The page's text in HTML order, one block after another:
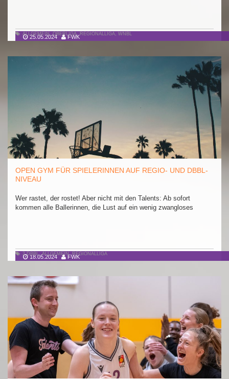
25.05.2024 FWK
ALLGEMEIN,OBERLIGA,REGIONALLIGA, WNBL
18.05.2024 FWK
OPEN GYM FÜR SPIELERINNEN AUF REGIO- UND DBBL-
NIVEAU
Wer rastet, der rostet! Aber nicht mit den Talents: Ab sofort
kommen alle Ballerinnen, die Lust auf ein wenig zwangloses
2.DBBL,ALLGEMEIN,REGIONALLIGA